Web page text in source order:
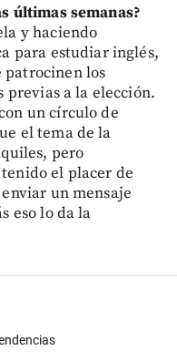
últimas semanas?
y haciendo
para estudiar inglés,
patrocinen los
previas a la elección.
un círculo de
el tema de la
pero
el placer de
un mensaje
eso lo da la